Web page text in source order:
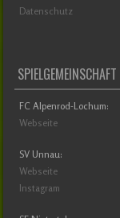
Datenschutz
SPIELGEMEINSCHAFT
FC Alpenrod-Lochum:
Webseite
SV Unnau:
Webseite
Instagram